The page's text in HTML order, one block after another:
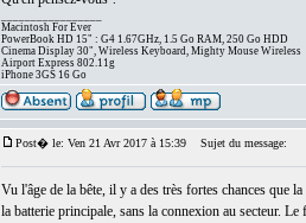
Macintosh For Ever
PowerBook HD 15" : G4 1.67GHz, 1.5 Go RAM, 250 Go HDD
Cinema Display 30", Wireless Keyboard, Mighty Mouse Wireless
Airport Express 802.11g
iPhone 3GS 16 Go
Post� le: Ven 21 Avr 2017 à 15:39 Sujet du message:
Vu l'âge de la bête, il y a des très fortes chances que
la batterie principale, sans la connexion au secteur.